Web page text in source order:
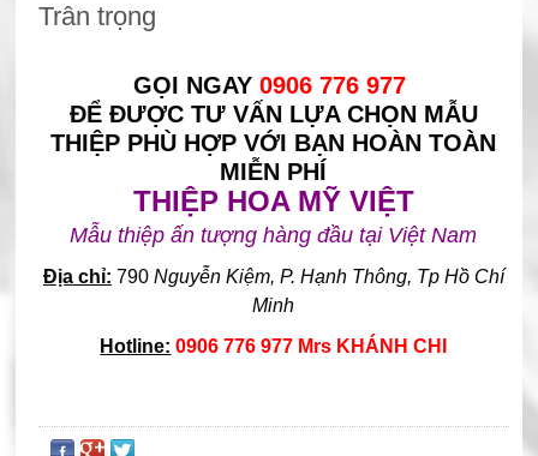
Trân trọng
GỌI NGAY0906 776 977
ĐỂ ĐƯỢC TƯ VẤN LỰA CHỌN MẪU
THIỆP PHÙ HỢP VỚI BẠN HOÀN TOÀN
MIỄN PHÍ
THIỆP HOA MỸ VIỆT
Mẫu thiệp ấn tượng hàng đầu tại Việt Nam
Địa chỉ: 790Nguyễn Kiệm, P. Hạnh Thông, Tp Hồ Chí
Minh
Hotline: 0906 776 977 Mrs KHÁNH CHI